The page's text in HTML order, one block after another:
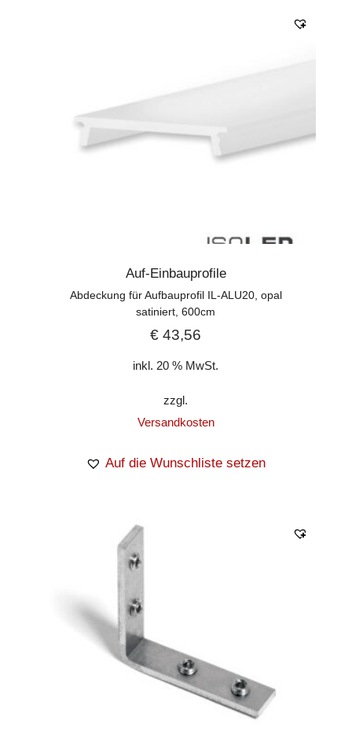
Auf-Einbauprofile
Abdeckung für Aufbauprofil IL-ALU20, opal
satiniert, 600cm
€ 43,56
inkl. 20 % MwSt.
zzgl.
Versandkosten
Auf die Wunschliste setzen